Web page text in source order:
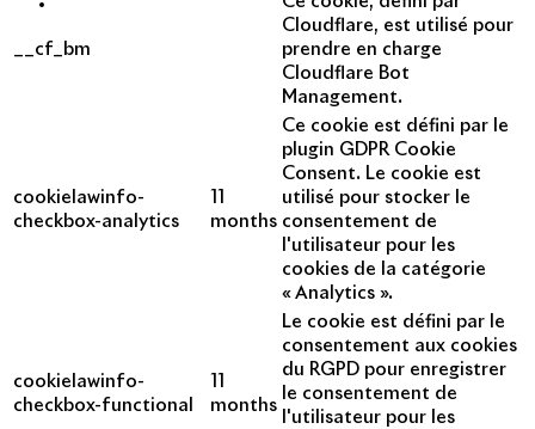
__cf_bm
Cloudflare, est utilisé pour
prendre en charge
Cloudflare Bot
Management.
cookielawinfo-
checkbox-analytics
months
Ce cookie est défini par le
plugin GDPR Cookie
Consent. Le cookie est
utilisé pour stocker le
consentement de
l'utilisateur pour les
cookies de la catégorie
« Analytics ».
cookielawinfo-
checkbox-functional
months
Le cookie est défini par le
consentement aux cookies
du RGPD pour enregistrer
le consentement de
l'utilisateur pour les